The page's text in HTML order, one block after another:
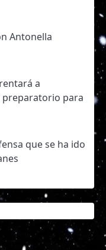
Antonella
a
para
que se ha ido